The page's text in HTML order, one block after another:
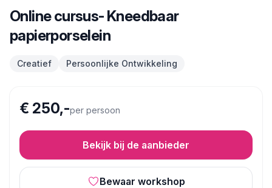
Online cursus- Kneedbaar
papierporselein
Creatief Persoonlijke Ontwikkeling
€ 250,-per persoon
Bekijk bij de aanbieder
Bewaar workshop